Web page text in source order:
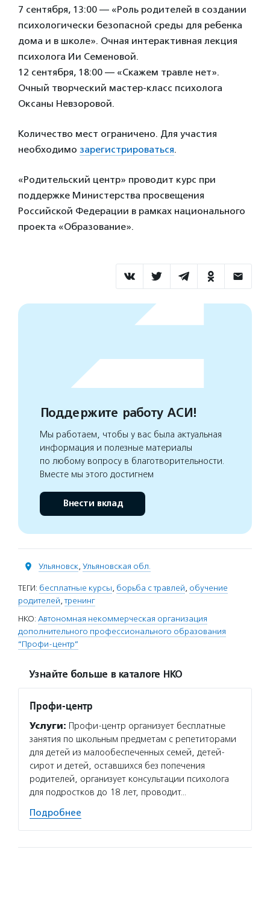
7 сентября, 13:00 — «Роль родителей в создании
психологически безопасной среды для ребенка
дома и в школе». Очная интерактивная лекция
психолога Ии Семеновой.
12 сентября, 18:00 — «Скажем травле нет».
Очный творческий мастер-класс психолога
Оксаны Невзоровой.
Количество мест ограничено. Для участия
необходимо зарегистрироваться.
«Родительский центр» проводит курс при
поддержке Министерства просвещения
Российской Федерации в рамках национального
проекта «Образование».
Поддержите работу АСИ!
Мы работаем, чтобы у вас была актуальная
информация и полезные материалы
по любому вопросу в благотворительности.
Вместе мы этого достигнем
Внести вклад
Ульяновск, Ульяновская обл.
ТЕГИ: бесплатные курсы, борьба с травлей, обучение
родителей,тренинг
НКО: Автономная некоммерческая организация
дополнительного профессионального образования
“Профи-центр”
Узнайте больше в каталоге НКО
Профи-центр
Услуги: Профи-центр организует бесплатные
занятия по школьным предметам с репетиторами
для детей из малообеспеченных семей, детей-
сирот и детей, оставшихся без попечения
родителей, организует консультации психолога
для подростков до 18 лет, проводит…
Подробнее